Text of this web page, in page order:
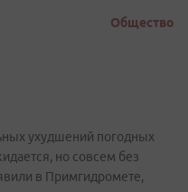
Общество
ухудшений погодных
но совсем без
в Примгидромете,